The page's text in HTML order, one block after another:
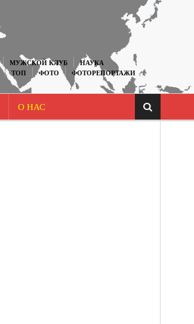
МУЖСКОЙ КЛУБ
НАУКА
ТОП ФОТО
ФОТОРЕПОРТАЖИ
О НАС